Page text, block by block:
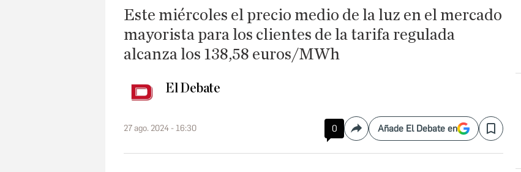
Este miércoles el precio medio de la luz en el mercado
mayorista para los clientes de la tarifa regulada
alcanza los 138,58 euros/MWh
El Debate
27 ago. 2024 - 16:30 0 CompartirAñade El Debate en Save